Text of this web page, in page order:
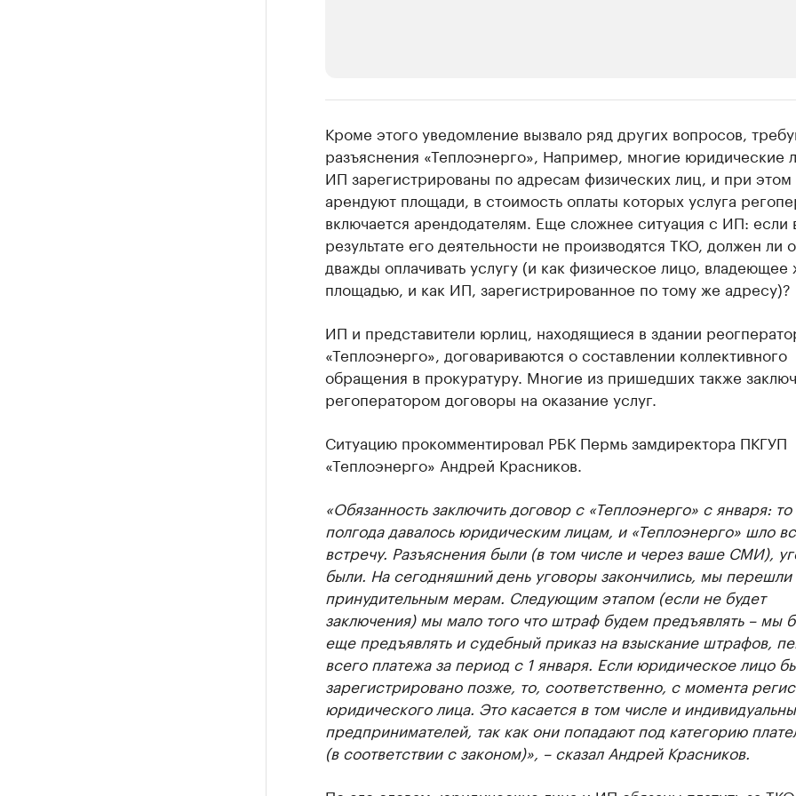
Крупные организации в нефтегазовой
Найдите и проверьте данные в каталоге
Кроме этого уведомление вызвало ряд других вопросов,
разъяснения «Теплоэнерго», Например, многие юридические
ИП зарегистрированы по адресам физических лиц, и при этом
арендуют площади, в стоимость оплаты которых услуга
включается арендодателям. Еще сложнее ситуация с ИП: если
результате его деятельности не производятся ТКО, должен ли
дважды оплачивать услугу (и как физическое лицо, владеющее
площадью, и как ИП, зарегистрированное по тому же адресу)?
ИП и представители юрлиц, находящиеся в здании
«Теплоэнерго», договариваются о составлении коллективного
обращения в прокуратуру. Многие из пришедших также
регоператором договоры на оказание услуг.
Ситуацию прокомментировал РБК Пермь замдиректора ПКГУП
«Теплоэнерго» Андрей Красников.
«Обязанность заключить договор с «Теплоэнерго» с января: то
полгода давалось юридическим лицам, и «Теплоэнерго» шло
встречу. Разъяснения были (в том числе и через ваше СМИ),
были. На сегодняшний день уговоры закончились, мы перешли
принудительным мерам. Следующим этапом (если не будет
заключения) мы мало того что штраф будем предъявлять – мы
еще предъявлять и судебный приказ на взыскание штрафов,
всего платежа за период с 1 января. Если юридическое лицо
зарегистрировано позже, то, соответственно, с момента
юридического лица. Это касается в том числе и
предпринимателей, так как они попадают под категорию
(в соответствии с законом)», – сказал Андрей Красников.